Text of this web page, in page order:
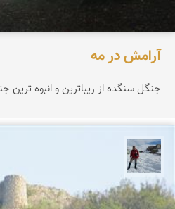
آرامش در مه
جنگل سنگده از زیباترین و انبوه ترین